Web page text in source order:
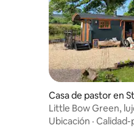
Casa de pastor en
ne
Little Bow Green,
y jacuzzi
Ubicación ·